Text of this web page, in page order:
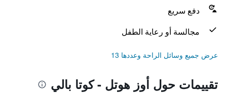
دفع سريع
مجالسة أو رعاية الطفل
عرض جميع وسائل الراحة وعددها 13
تقييمات حول أوز هوتل - كوتا بالي